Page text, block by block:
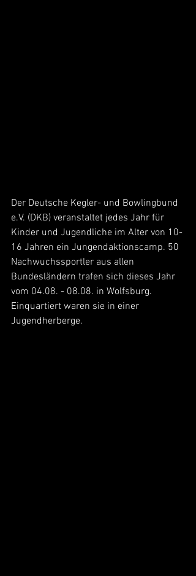
Der Deutsche Kegler- und Bowlingbund
e.V. (DKB) veranstaltet jedes Jahr für
Kinder und Jugendliche im Alter von 10-
16 Jahren ein Jungendaktionscamp. 50
Nachwuchssportler aus allen
Bundesländern trafen sich dieses Jahr
vom 04.08. - 08.08. in Wolfsburg.
Einquartiert waren sie in einer
Jugendherberge.